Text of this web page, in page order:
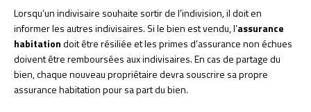
Lorsqu’un indivisaire souhaite sortir de l’indivision, il doit en
informer les autres indivisaires. Si le bien est vendu, l’assurance
habitationdoit être résiliée et les primes d’assurance non échues
doivent être remboursées aux indivisaires. En cas de partage du
bien, chaque nouveau propriétaire devra souscrire sa propre
assurance habitation pour sa part du bien.